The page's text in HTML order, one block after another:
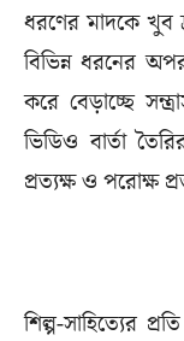
ধরণের মাদকে
বিভিন্ন ধরনের
করে বেড়াচ্ছে
ভিডিও বার্তা
প্রত্যক্ষ ও পরোক্ষ
শিল্প-সাহিত্যের